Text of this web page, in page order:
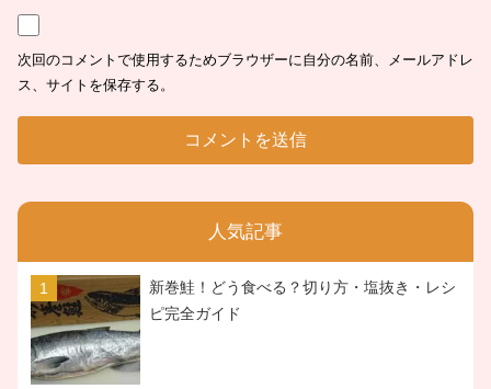
次回のコメントで使用するためブラウザーに自分の名前、メールアドレ
ス、サイトを保存する。
人気記事
新巻鮭！どう食べる？切り方・塩抜き・レシ
ピ完全ガイド